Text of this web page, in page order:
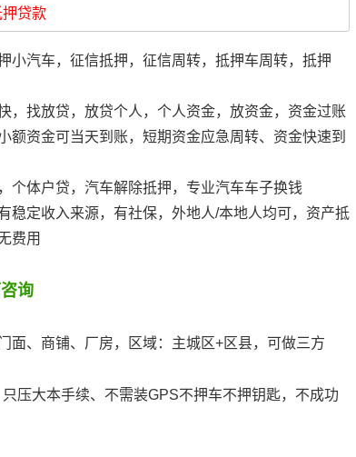
贷款
小汽车，征信抵押，征信周转，抵押车周转，抵押
，找放贷，放贷个人，个人资金，放资金，资金过账
额资金可当天到账，短期资金应急周转、资金快速到
个体户贷，汽车解除抵押，专业汽车车子换钱
稳定收入来源，有社保，外地人/本地人均可，资产抵
费用
询
面、商铺、厂房，区域：主城区+区县，可做三方
压大本手续、不需装GPS不押车不押钥匙，不成功